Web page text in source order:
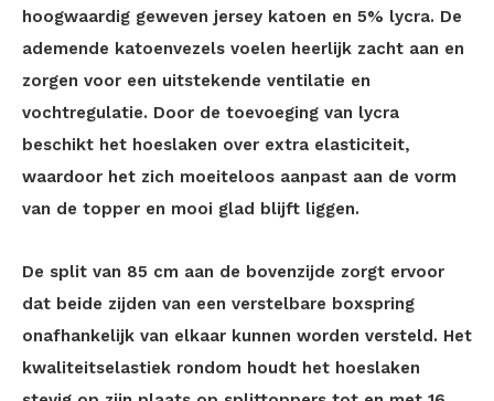
hoogwaardig geweven jersey katoen en 5% lycra. De
ademende katoenvezels voelen heerlijk zacht aan en
zorgen voor een uitstekende ventilatie en
vochtregulatie. Door de toevoeging van lycra
beschikt het hoeslaken over extra elasticiteit,
waardoor het zich moeiteloos aanpast aan de vorm
van de topper en mooi glad blijft liggen.
De split van 85 cm aan de bovenzijde zorgt ervoor
dat beide zijden van een verstelbare boxspring
onafhankelijk van elkaar kunnen worden versteld. Het
kwaliteitselastiek rondom houdt het hoeslaken